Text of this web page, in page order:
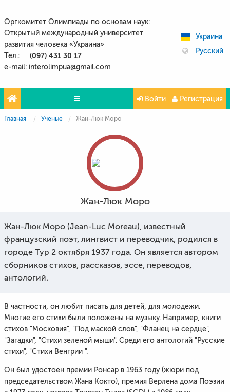
Оргкомитет Олимпиады по основам наук:
Открытый международный университет
развития человека «Украина»
Тел.: (097) 431 30 17
e-mail: interolimpua@gmail.com
Украина
Русский
Проекты
Войти Регистрация
Главная Учёные Жан-Люк Моро
Жан-Люк Моро
Жан-Люк Моро (Jean-Luc Moreau), известный
французский поэт, лингвист и переводчик, родился в
городе Тур 2 октября 1937 года. Он является автором
сборников стихов, рассказов, эссе, переводов,
антологий.
В частности, он любит писать для детей, для молодежи.
Многие его стихи были положены на музыку. Например, книги
стихов "Московия", "Под маской слов", "Фланец на сердце",
"Загадки", "Стихи зеленой мыши". Среди его антологий "Русские
стихи", "Стихи Венгрии ".
Он был удостоен премии Ронсар в 1963 году (жюри под
председательством Жана Кокто), премия Верлена дома Поэзии